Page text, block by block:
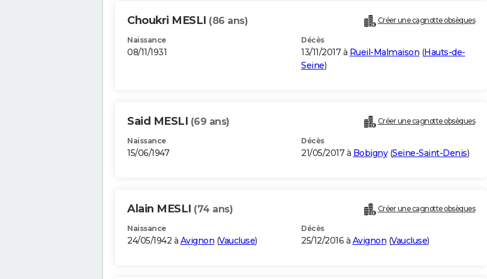
Choukri MESLI (86 ans) Créer une cagnotte obsèques
Naissance
08/11/1931
Décès
13/11/2017 à Rueil-Malmaison (Hauts-de-
Seine)
Said MESLI (69 ans) Créer une cagnotte obsèques
Naissance
15/06/1947
Décès
21/05/2017 à Bobigny(Seine-Saint-Denis)
Alain MESLI (74 ans) Créer une cagnotte obsèques
Naissance
24/05/1942 à Avignon (Vaucluse)
Décès
25/12/2016 à Avignon (Vaucluse)